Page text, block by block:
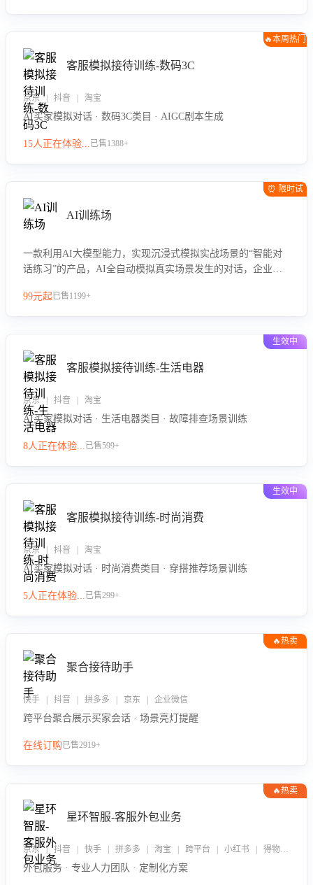
🔥本周热门
客服模拟接待训练-数码3C
京东 | 抖音 | 淘宝
AI买家模拟对话 · 数码3C类目 · AIGC剧本生成
15人正在体验...已售1388+
⏰ 限时试
AI训练场
一款利用AI大模型能力，实现沉浸式模拟实战场景的“智能对
话练习”的产品，AI全自动模拟真实场景发生的对话，企业可
力。
99元起已售1199+
生效中
客服模拟接待训练-生活电器
京东 | 抖音 | 淘宝
AI买家模拟对话 · 生活电器类目 · 故障排查场景训练
8人正在体验...已售599+
生效中
客服模拟接待训练-时尚消费
京东 | 抖音 | 淘宝
AI买家模拟对话 · 时尚消费类目 · 穿搭推荐场景训练
5人正在体验...已售299+
🔥热卖
聚合接待助手
快手 | 抖音 | 拼多多 | 京东 | 企业微信
跨平台聚合展示买家会话 · 场景亮灯提醒
在线订购已售2919+
🔥热卖
星环智服-客服外包业务
京东 | 抖音 | 快手 | 拼多多 | 淘宝 | 跨平台 | 小红书 | 得物 | 企业微信
外包服务 · 专业人力团队 · 定制化方案